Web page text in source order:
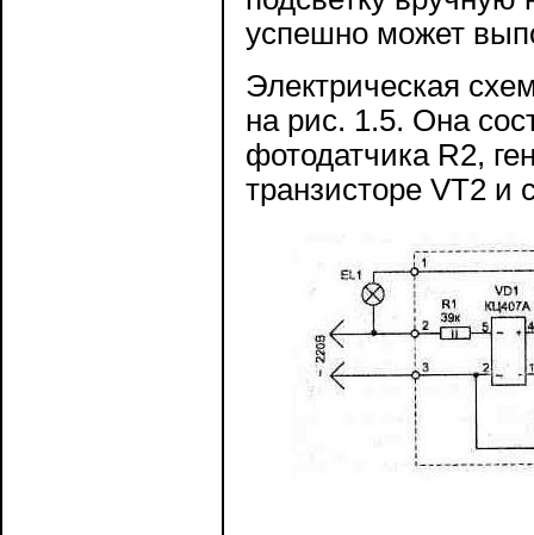
успешно может
Электрическая
на рис. 1.5. Она
фотодатчика R2,
транзисторе VT2 и